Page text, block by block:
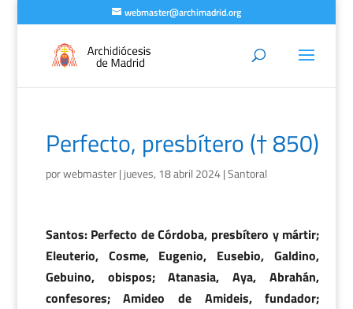
webmaster@archimadrid.org
Perfecto, presbítero († 850)
porwebmaster| jueves, 18 abril 2024|Santoral
Santos: Perfecto de Córdoba, presbítero y mártir;
Eleuterio, Cosme, Eugenio, Eusebio, Galdino,
Gebuino, obispos; Atanasia, Aya, Abrahán,
confesores; Amideo de Amideis, fundador;